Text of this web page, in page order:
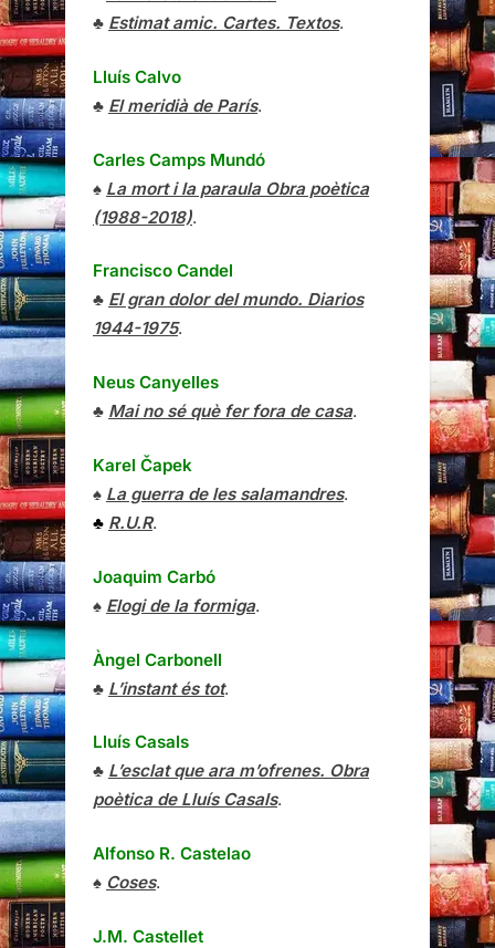
♣ Estimat amic. Cartes. Textos.
Lluís Calvo
♣ El meridià de París.
Carles Camps Mundó
♠ La mort i la paraula Obra poètica
(1988-2018).
Francisco Candel
♣ El gran dolor del mundo. Diarios
1944-1975.
Neus Canyelles
♣ Mai no sé què fer fora de casa.
Karel Čapek
♠ La guerra de les salamandres.
♣ R.U.R.
Joaquim Carbó
♠ Elogi de la formiga.
Àngel Carbonell
♣ L’instant és tot.
Lluís Casals
♣ L’esclat que ara m’ofrenes. Obra
poètica de Lluís Casals.
Alfonso R. Castelao
♠ Coses.
J.M. Castellet